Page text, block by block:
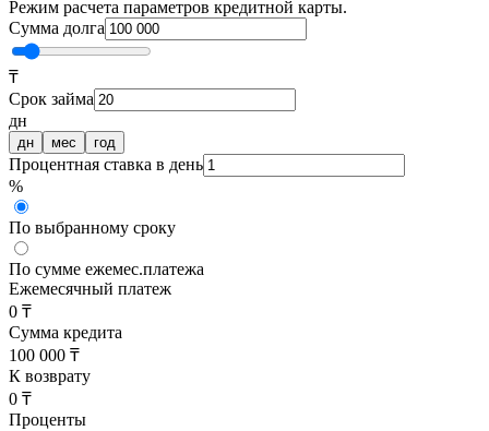
Режим расчета параметров кредитной карты.
Сумма долга
₸
Срок займа
дн
дн мес год
Процентная ставка в день
%
По выбранному сроку
По сумме ежемес.платежа
Ежемесячный платеж
0 ₸
Сумма кредита
100 000 ₸
К возврату
0 ₸
Проценты